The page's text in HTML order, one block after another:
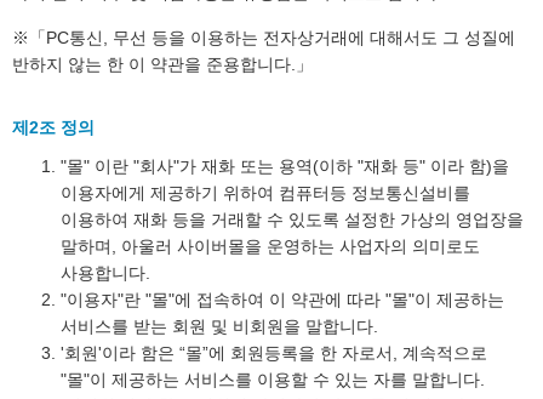
※「PC통신, 무선 등을 이용하는 전자상거래에 대해서도 그 성질에
반하지 않는 한 이 약관을 준용합니다.」
제2조 정의
"몰" 이란 "회사"가 재화 또는 용역(이하 "재화 등" 이라 함)을
이용자에게 제공하기 위하여 컴퓨터등 정보통신설비를
이용하여 재화 등을 거래할 수 있도록 설정한 가상의 영업장을
말하며, 아울러 사이버몰을 운영하는 사업자의 의미로도
사용합니다.
"이용자"란 "몰"에 접속하여 이 약관에 따라 "몰"이 제공하는
서비스를 받는 회원 및 비회원을 말합니다.
'회원'이라 함은 “몰”에 회원등록을 한 자로서, 계속적으로
"몰"이 제공하는 서비스를 이용할 수 있는 자를 말합니다.